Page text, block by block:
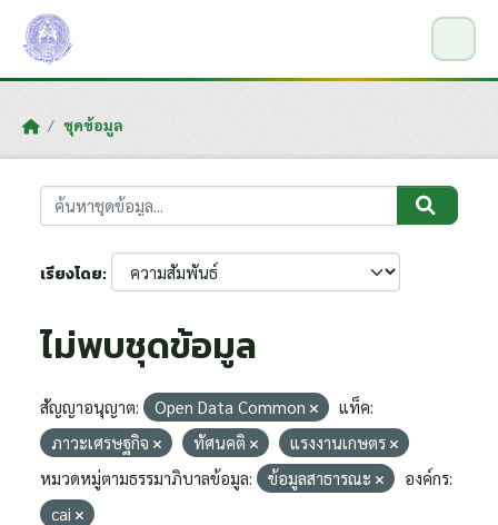
Skip to main content
ชุดข้อมูล
เรียงโดย
ไม่พบชุดข้อมูล
สัญญาอนุญาต: Open Data Common
แท็ค:
ภาวะเศรษฐกิจ
ทัศนคติ
แรงงานเกษตร
หมวดหมู่ตามธรรมาภิบาลข้อมูล:
ข้อมูลสาธารณะ
องค์กร:
cai